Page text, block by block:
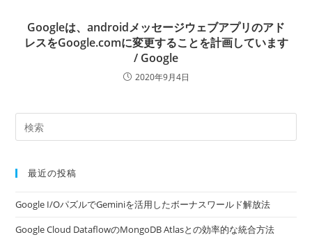
Googleは、androidメッセージウェブアプリのアド
レスをGoogle.comに変更することを計画しています
/ Google
2020年9月4日
最近の投稿
Google I/OパズルでGeminiを活用したボーナスワールド解放法
Google Cloud DataflowのMongoDB Atlasとの効率的な統合方法